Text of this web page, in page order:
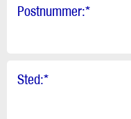
Postnummer:*
Sted:*